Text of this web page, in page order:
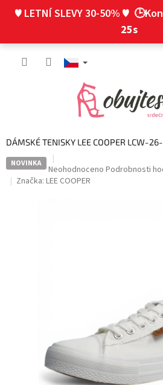
♥ LETNÍ SLEVY 30-50% ♥
24s
DÁMSKÉ TENISKY LEE COOPER LCW-
NOVINKA
Průměrné
hodnocení
Neohodnoceno Podrobnosti
Značka: LEE COOPER